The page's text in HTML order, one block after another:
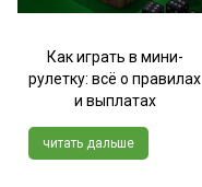
Как играть в мини-
рулетку: всё о правилах
и выплатах
читать дальше